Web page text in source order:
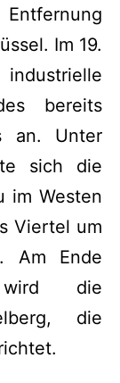
Im 19.
bereits
an. Unter
sich die
im Westen
Viertel um
Am Ende
die
die